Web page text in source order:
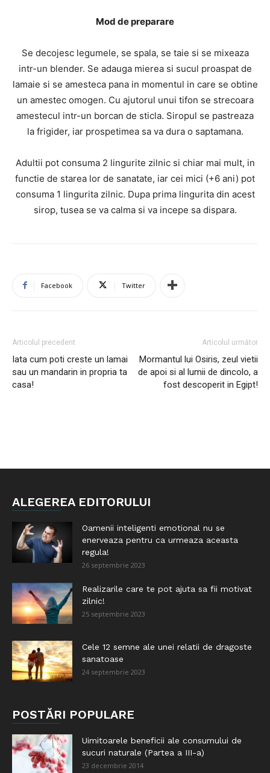
Mod de preparare
Se decojesc legumele, se spala, se taie si se mixeaza
intr-un blender. Se adauga mierea si sucul proaspat de
lamaie si se amesteca pana in momentul in care se obtine
un amestec omogen. Cu ajutorul unui tifon se strecoara
amestecul intr-un borcan de sticla. Siropul se pastreaza
la frigider, iar prospetimea sa va dura o saptamana.
Adultii pot consuma 2 lingurite zilnic si chiar mai mult, in
functie de starea lor de sanatate, iar cei mici (+6 ani) pot
consuma 1 lingurita zilnic. Dupa prima lingurita din acest
sirop, tusea se va calma si va incepe sa dispara.
Facebook Twitter
Articolul precedent
Iata cum poti creste un lamai
sau un mandarin in propria ta
casa!
Articolul următor
Mormantul lui Osiris, zeul vietii
de apoi si al lumii de dincolo, a
fost descoperit in Egipt!
ALEGEREA EDITORULUI
Oamenii inteligenti emotional nu se
enerveaza pentru ca urmeaza aceasta
regula!
26 septembrie 2023
Realizarile care te pot ajuta sa fii motivat
zilnic!
25 septembrie 2023
Cele 12 semne ale unei relatii de dragoste
sanatoase
24 septembrie 2023
POSTĂRI POPULARE
Uimitoarele beneficii ale consumului de
sucuri naturale (Partea a III-a)
23 decembrie 2014